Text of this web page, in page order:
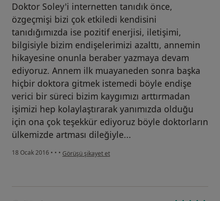
Doktor Soley'i internetten tanıdık önce,
özgeçmişi bizi çok etkiledi kendisini
tanıdığımızda ise pozitif enerjisi, iletişimi,
bilgisiyle bizim endişelerimizi azalttı, annemin
hikayesine onunla beraber yazmaya devam
ediyoruz. Annem ilk muayaneden sonra başka
hiçbir doktora gitmek istemedi böyle endişe
verici bir süreci bizim kaygımızı arttırmadan
işimizi hep kolaylaştırarak yanımızda olduğu
için ona çok teşekkür ediyoruz böyle doktorların
ülkemizde artması dileğiyle...
18 Ocak 2016 • • • kullanıcının görüşüne göre he...i
Görüşü şikayet et